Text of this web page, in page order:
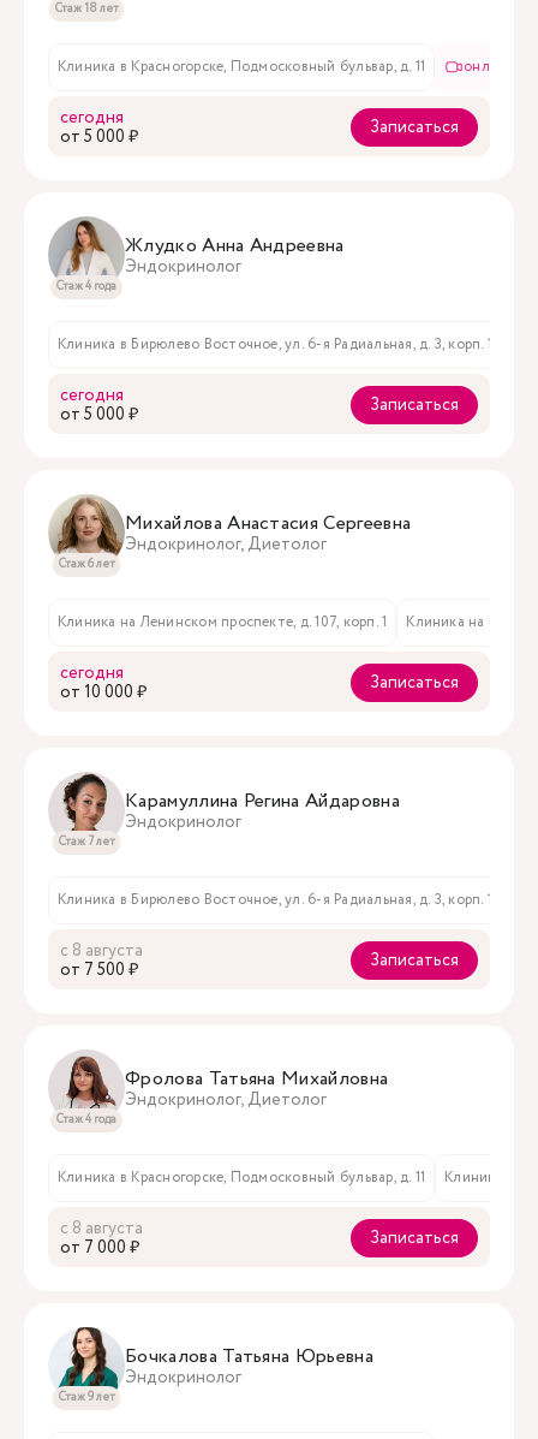
Стаж 18 лет
Клиника в Красногорске, Подмосковный бульвар, д. 11 онлайн
сегодня
oт 5 000 ₽
Записаться
Стаж 4 года
Жлудко Анна Андреевна
Эндокринолог
Клиника в Бирюлево Восточное, ул. 6-я Радиальная, д. 3, корп. 1
сегодня
oт 5 000 ₽
Записаться
Стаж 6 лет
Михайлова Анастасия Сергеевна
Эндокринолог, Диетолог
Клиника на Ленинском проспекте, д. 107, корп. 1 Клиника на
сегодня
oт 10 000 ₽
Записаться
Стаж 7 лет
Карамуллина Регина Айдаровна
Эндокринолог
Клиника в Бирюлево Восточное, ул. 6-я Радиальная, д. 3, корп. 1
с 8 августа
oт 7 500 ₽
Записаться
Стаж 4 года
Фролова Татьяна Михайловна
Эндокринолог, Диетолог
Клиника в Красногорске, Подмосковный бульвар, д. 11 Клиника на
с 8 августа
oт 7 000 ₽
Записаться
Стаж 9 лет
Бочкалова Татьяна Юрьевна
Эндокринолог